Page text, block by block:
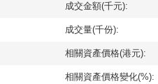
成交金額(千元):
成交量(千份):
相關資產價格(港元):
相關資產價格變化(%):